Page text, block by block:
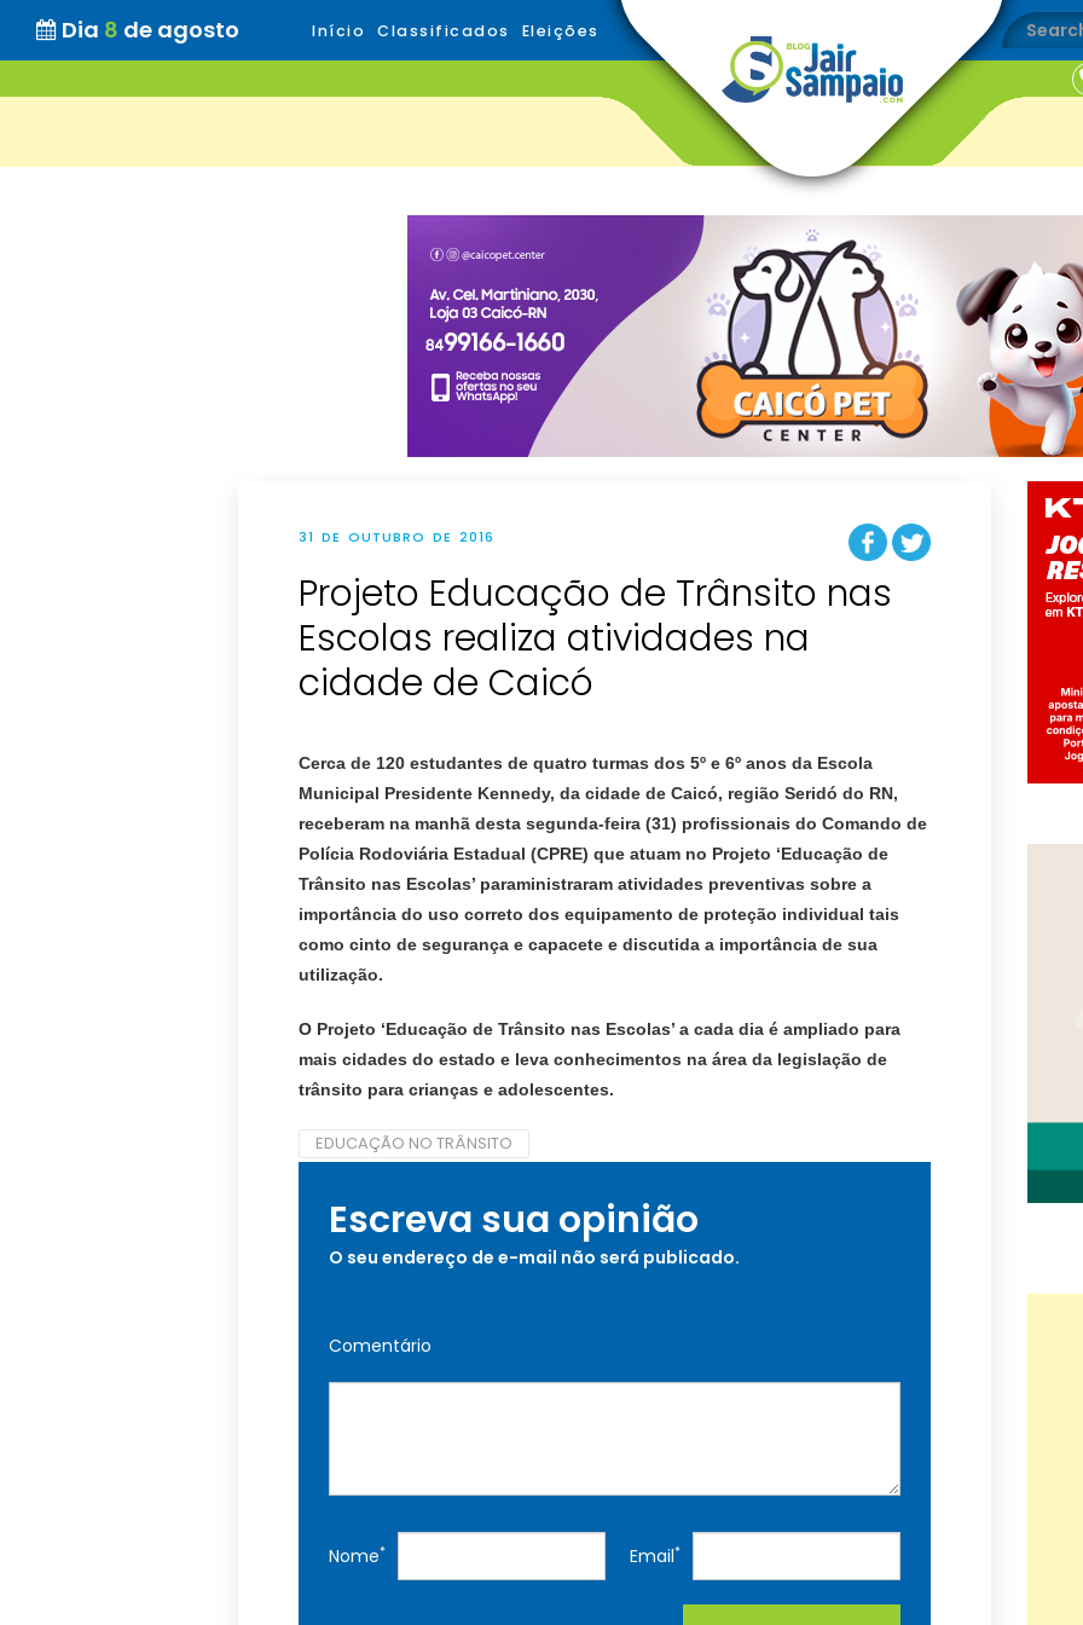
Dia 8 de agosto Início Classificados Eleições
31 DE OUTUBRO DE 2016
Projeto Educação de Trânsito nas
Escolas realiza atividades na
cidade de Caicó
Cerca de 120 estudantes de quatro turmas dos 5º e 6º anos da Escola
Municipal Presidente Kennedy, da cidade de Caicó, região Seridó do RN,
receberam na manhã desta segunda-feira (31) profissionais do Comando de
Polícia Rodoviária Estadual (CPRE) que atuam no Projeto ‘Educação de
Trânsito nas Escolas’ paraministraram atividades preventivas sobre a
importância do uso correto dos equipamento de proteção individual tais
como cinto de segurança e capacete e discutida a importância de sua
utilização.
O Projeto ‘Educação de Trânsito nas Escolas’ a cada dia é ampliado para
mais cidades do estado e leva conhecimentos na área da legislação de
trânsito para crianças e adolescentes.
EDUCAÇÃO NO TRÂNSITO
Escreva sua opinião
O seu endereço de e-mail não será publicado.
Comentário
Nome* Email*